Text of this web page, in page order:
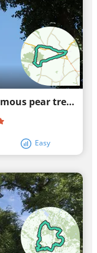
An up-close look at Ribbeck’s famous pear tree
Easy